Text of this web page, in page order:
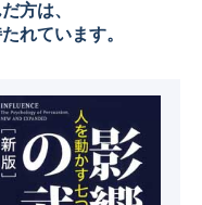
方は、
れています。